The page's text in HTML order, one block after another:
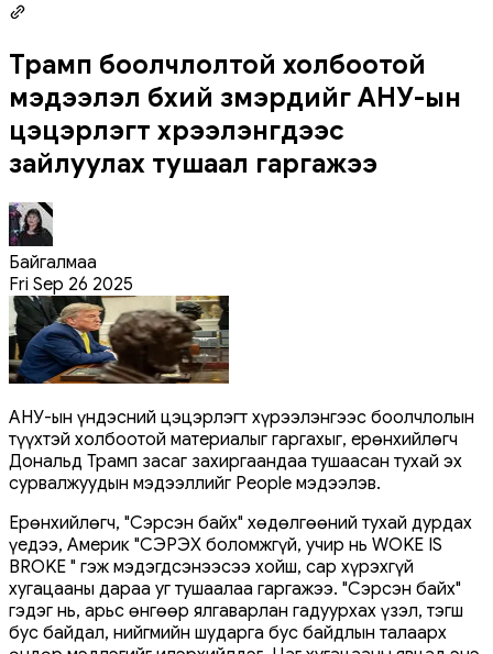
Трамп боолчлолтой холбоотой
мэдээлэл бүхий үзмэрүүдийг АНУ-ын
цэцэрлэгт хүрээлэнгүүдээс
зайлуулах тушаал гаргажээ
Байгалмаа
Fri Sep 26 2025
АНУ-ын үндэсний цэцэрлэгт хүрээлэнгээс боолчлолын
түүхтэй холбоотой материалыг гаргахыг, ерөнхийлөгч
Дональд Трамп засаг захиргаандаа тушаасан тухай эх
сурвалжуудын мэдээллийг People мэдээлэв.
Ерөнхийлөгч, "Сэрсэн байх" хөдөлгөөний тухай дурдах
үедээ, Америк "СЭРЭХ боломжгүй, учир нь WOKE IS
BROKE " гэж мэдэгдсэнээсээ хойш, сар хүрэхгүй
хугацааны дараа уг тушаалаа гаргажээ. "Сэрсэн байх"
гэдэг нь, арьс өнгөөр ​​ялгаварлан гадуурхах үзэл, тэгш
бус байдал, нийгмийн шударга бус байдлын талаарх